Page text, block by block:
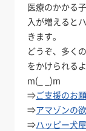
医療のかかる
入が増えると
きます。
どうぞ、多く
をかけられる
m(_ _)m
⇒ご支援のお
⇒アマゾンの
⇒ハッピー犬